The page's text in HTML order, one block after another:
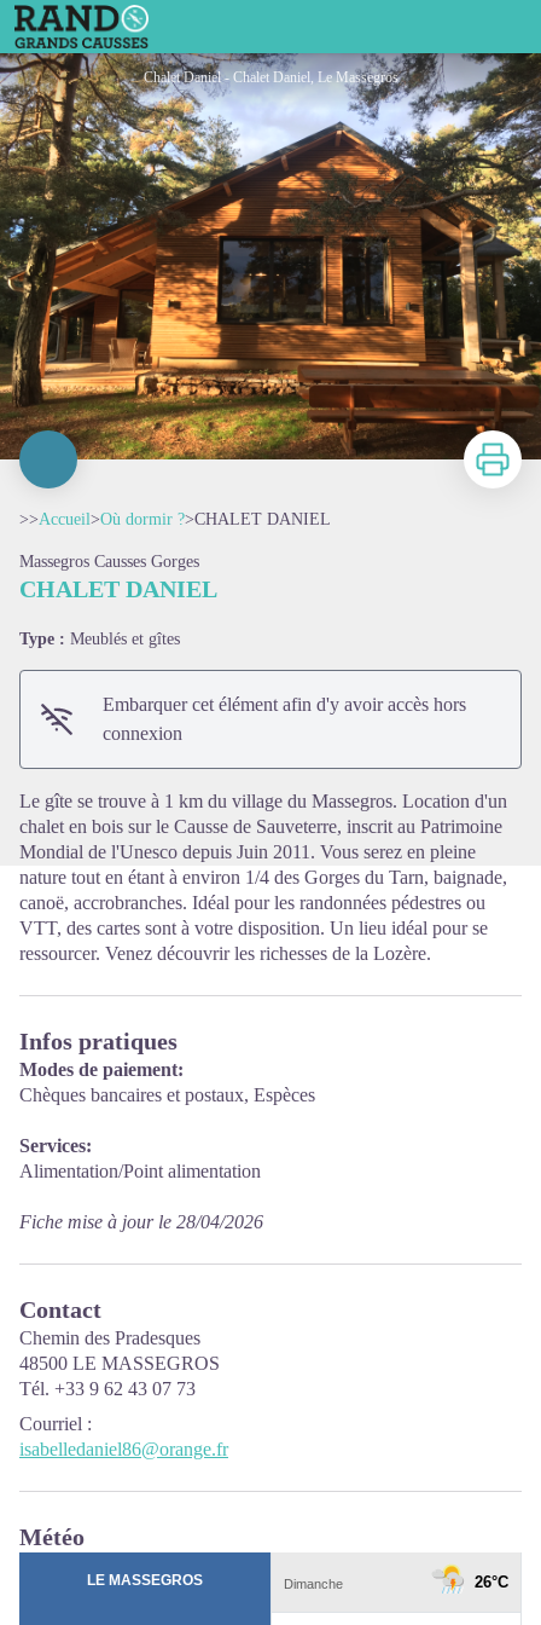
CHALET DANIEL
Chalet Daniel - Chalet Daniel, Le Massegros
Voir l'image en plein écran
Imprimer
>>Accueil>Où dormir ?>CHALET DANIEL
Massegros Causses Gorges
CHALET DANIEL
Type : Meublés et gîtes
Embarquer cet élément afin d'y avoir accès hors
connexion
Le gîte se trouve à 1 km du village du Massegros. Location d'un
chalet en bois sur le Causse de Sauveterre, inscrit au Patrimoine
Mondial de l'Unesco depuis Juin 2011. Vous serez en pleine
nature tout en étant à environ 1/4 des Gorges du Tarn, baignade,
canoë, accrobranches. Idéal pour les randonnées pédestres ou
VTT, des cartes sont à votre disposition. Un lieu idéal pour se
ressourcer. Venez découvrir les richesses de la Lozère.
Infos pratiques
Modes de paiement:
Chèques bancaires et postaux, Espèces
Services:
Alimentation/Point alimentation
Fiche mise à jour le 28/04/2026
Contact
Chemin des Pradesques
48500 LE MASSEGROS
Tél. +33 9 62 43 07 73
Courriel :
isabelledaniel86@orange.fr
Météo